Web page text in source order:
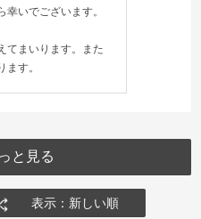
いでございます。
てまいります。また
す。
と見る
表示：新しい順